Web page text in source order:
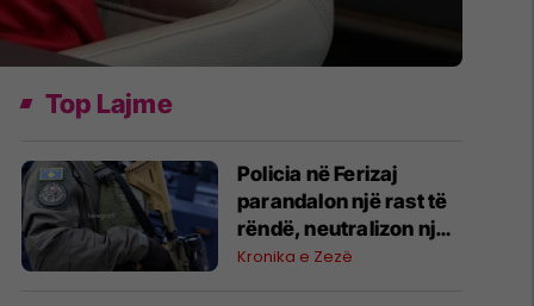
Top Lajme
Policia në Ferizaj
parandalon një rast të
rëndë, neutralizon një
31-vjeçar me armë
Kronika e Zezë